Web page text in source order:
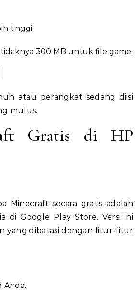
tinggi.
300 MB untuk file game.
atau perangkat sedang diisi
mulus.
Gratis di HP
Minecraft secara gratis adalah
di Google Play Store. Versi ini
yang dibatasi dengan fitur-fitur
Anda.